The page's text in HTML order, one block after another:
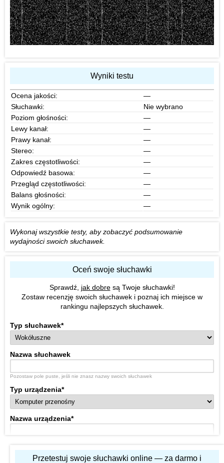
Wyniki testu
Ocena jakości:
—
Słuchawki:
Nie wybrano
Poziom głośności:
—
Lewy kanał:
—
Prawy kanał:
—
Stereo:
—
Zakres częstotliwości:
—
Odpowiedź basowa:
—
Przegląd częstotliwości:
—
Balans głośności:
—
Wynik ogólny:
—
Wykonaj wszystkie testy, aby zobaczyć podsumowanie
wydajności swoich słuchawek.
Oceń swoje słuchawki
Sprawdź, jak dobresą Twoje słuchawki!
Zostaw recenzję swoich słuchawek i poznaj ich miejsce w
rankingu najlepszych słuchawek.
Typ słuchawek*
Nazwa słuchawek
Pozostaw pole puste, jeśli nie znasz nazwy swoich słuchawek
Typ urządzenia*
Nazwa urządzenia*
Zalety twoich słuchawek
Przetestuj swoje słuchawki online — za darmo i